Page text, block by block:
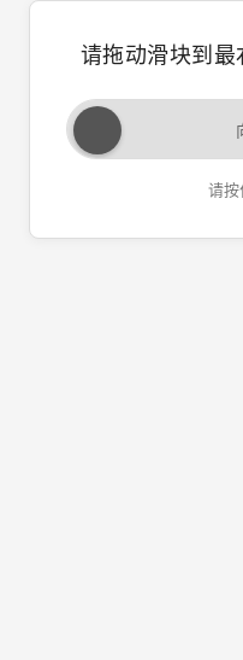
请拖动滑块到
请